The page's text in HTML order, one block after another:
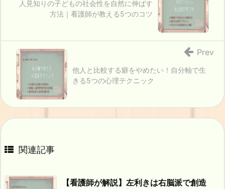
人見知りの子どもの社会性を自然に伸ばす
方法｜看護師が教える5つのコツ
他人と比較する癖をやめたい！自分軸で生
きる5つの心理テクニック
Prev
関連記事
【看護師が解説】左利きは右脳派で創造